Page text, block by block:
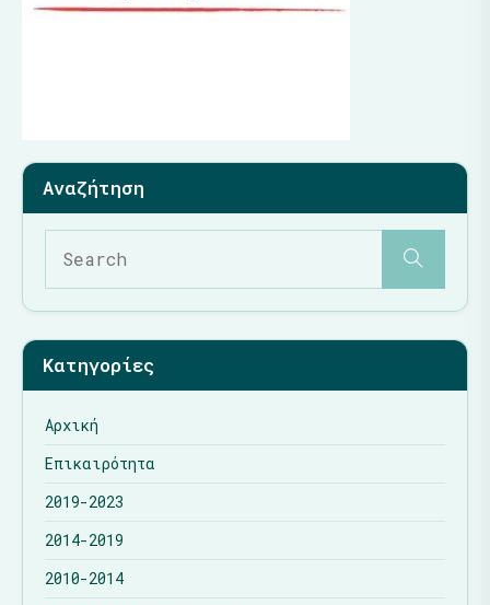
Κατηγορίες
Αρχική
Επικαιρότητα
2019-2023
2014-2019
2010-2014